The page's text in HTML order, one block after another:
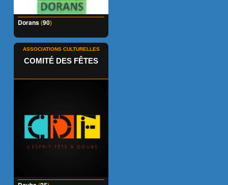
Dorans(90)
ASSOCIATIONS CULTURELLES
COMITÉ DES FÊTES